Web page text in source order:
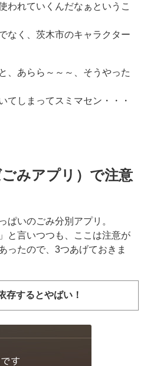
われていくんだなぁというこ
なく、茨木市のキャラクター
、あらら～～～、そうやった
てしまってスミマセン・・・
みアプリ）で注意
ぱいのごみ分別アプリ。
と言いつつも、ここは注意が
ったので、3つあげておきま
存するとやばい！